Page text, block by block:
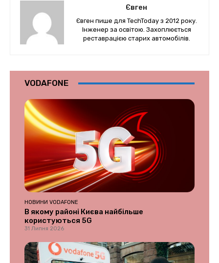
Євген
Євген пише для TechToday з 2012 року.
Інженер за освітою. Захоплюється
реставрацією старих автомобілів.
VODAFONE
НОВИНИ VODAFONE
В якому районі Києва найбільше
користуються 5G
31 Липня 2026